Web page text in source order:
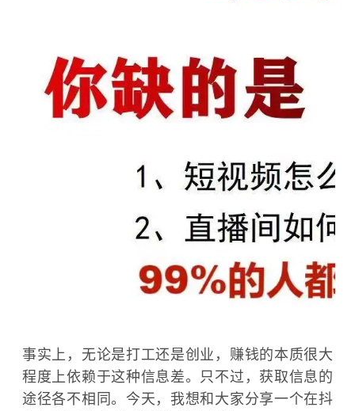
事实上，无论是打工还是创业，赚钱的本质很大
程度上依赖于这种信息差。只不过，获取信息的
途径各不相同。今天，我想和大家分享一个在抖